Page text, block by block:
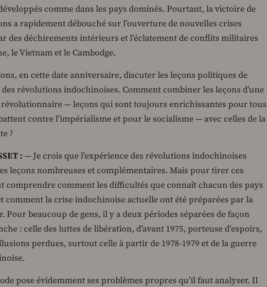
comme dans les pays dominés. Pourtant, la victoire de
a rapidement débouché sur l’ouverture de nouvelles crises
des déchirements intérieurs et l’éclatement de conflits militaires
le Vietnam et le Cambodge.
en cette date anniversaire, discuter les leçons politiques de
des révolutions indochinoises. Comment combiner les leçons d’une
— leçons qui sont toujours enrichissantes pour tous
contre l’impérialisme et pour le socialisme — avec celles de la
?
:— Je crois que l’expérience des révolutions indochinoises
leçons nombreuses et complémentaires. Mais pour tirer ces
comprendre comment les difficultés que connaît chacun des pays
comment la crise indochinoise actuelle ont été préparées par la
Pour beaucoup de gens, il y a deux périodes séparées de façon
: celle des luttes de libération, d’avant 1975, porteuse d’espoirs,
perdues, surtout celle à partir de 1978-1979 et de la guerre
pose évidemment ses problèmes propres qu’il faut analyser. Il